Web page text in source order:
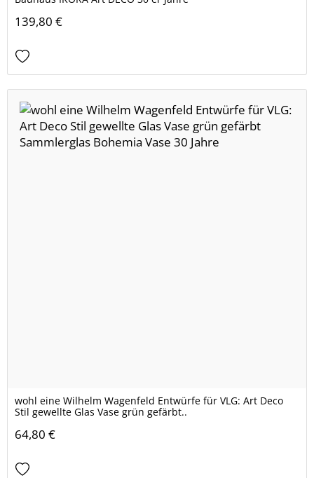
139,80 €
wohl eine Wilhelm Wagenfeld Entwürfe für VLG: Art Deco
Stil gewellte Glas Vase grün gefärbt..
64,80 €